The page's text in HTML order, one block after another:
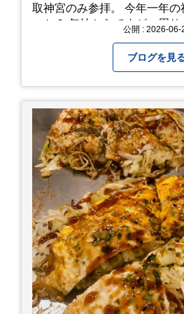
取神宮のみ参拝。 今年一年の祈願をしていないせ
いか？ 年始からですが、周
から、あっという間に半年が
日後のこと。不思議ですね。
目。友人の長期入院から退院
かかる事2つ目。疎遠だった
にかかるetcが徐々に....。 気の持ちようと、タイ
ミングかもしれませんが。お
す。
公開 : 2026-06-
ブログを見